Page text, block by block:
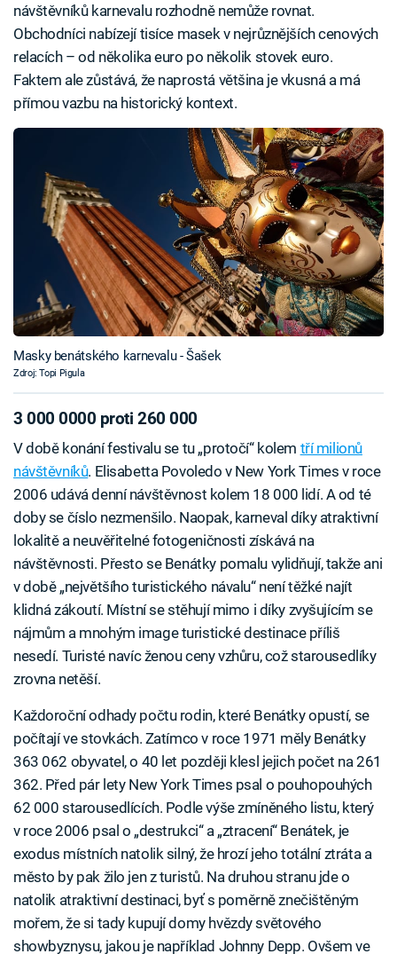
návštěvníků karnevalu rozhodně nemůže rovnat.
Obchodníci nabízejí tisíce masek v nejrůznějších cenových
relacích – od několika euro po několik stovek euro.
Faktem ale zůstává, že naprostá většina je vkusná a má
přímou vazbu na historický kontext.
Masky benátského karnevalu - Šašek
Zdroj: Topi Pigula
3 000 0000 proti 260 000
V době konání festivalu se tu „protočí“ kolem tří milionů
návštěvníků. Elisabetta Povoledo v New York Times v roce
2006 udává denní návštěvnost kolem 18 000 lidí. A od té
doby se číslo nezmenšilo. Naopak, karneval díky atraktivní
lokalitě a neuvěřitelné fotogeničnosti získává na
návštěvnosti. Přesto se Benátky pomalu vylidňují, takže ani
v době „největšího turistického návalu“ není těžké najít
klidná zákoutí. Místní se stěhují mimo i díky zvyšujícím se
nájmům a mnohým image turistické destinace příliš
nesedí. Turisté navíc ženou ceny vzhůru, což starousedlíky
zrovna netěší.
Každoroční odhady počtu rodin, které Benátky opustí, se
počítají ve stovkách. Zatímco v roce 1971 měly Benátky
363 062 obyvatel, o 40 let později klesl jejich počet na 261
362. Před pár lety New York Times psal o pouhopouhých
62 000 starousedlících. Podle výše zmíněného listu, který
v roce 2006 psal o „destrukci“ a „ztracení“ Benátek, je
exodus místních natolik silný, že hrozí jeho totální ztráta a
město by pak žilo jen z turistů. Na druhou stranu jde o
natolik atraktivní destinaci, byť s poměrně znečištěným
mořem, že si tady kupují domy hvězdy světového
showbyznysu, jakou je například Johnny Depp. Ovšem ve